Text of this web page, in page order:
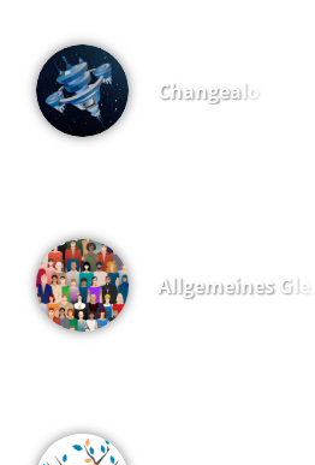
Changealot
Allgemeines Gle…